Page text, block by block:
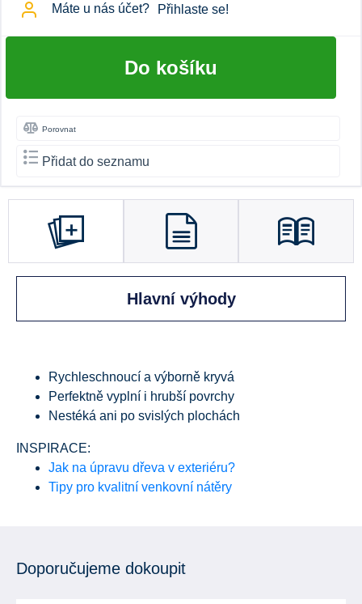
Máte u nás účet? Přihlaste se!
Do košíku
Porovnat
Přidat do seznamu
Hlavní výhody
Rychleschnoucí a výborně kryvá
Perfektně vyplní i hrubší povrchy
Nestéká ani po svislých plochách
INSPIRACE:
Jak na úpravu dřeva v exteriéru?
Tipy pro kvalitní venkovní nátěry
Doporučujeme dokoupit